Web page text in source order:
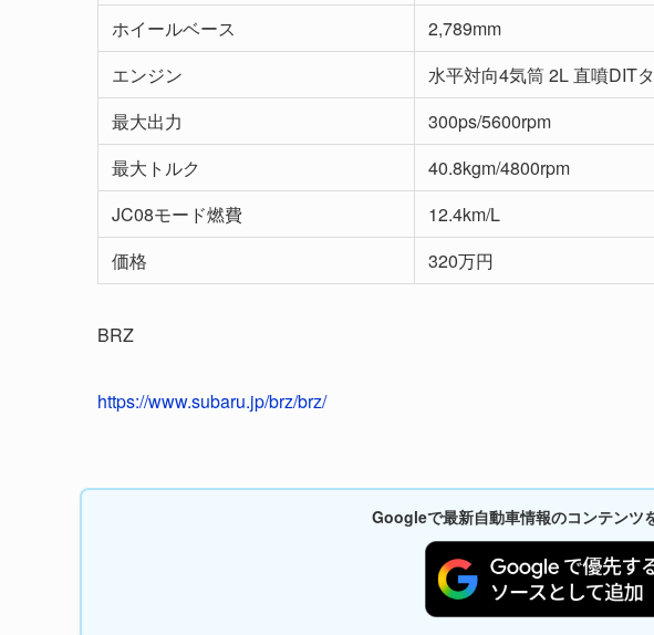
ホイールベース
2,789mm
エンジン
水平対向4気筒 2L 直噴DIT
最大出力
300ps/5600rpm
最大トルク
40.8kgm/4800rpm
JC08モード燃費
12.4km/L
価格
320万円
BRZ
https://www.subaru.jp/brz/brz/
Googleで最新自動車情報のコンテンツ